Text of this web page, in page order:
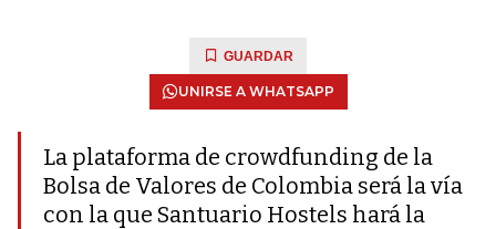
GUARDAR
UNIRSE A WHATSAPP
La plataforma de crowdfunding de la
Bolsa de Valores de Colombia será la vía
con la que Santuario Hostels hará la